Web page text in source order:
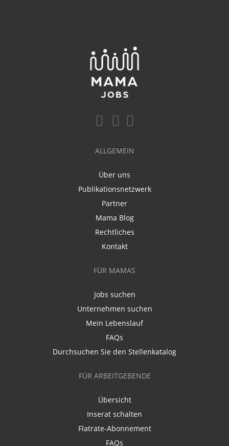
ALLGEMEIN
Über uns
Publikationsnetzwerk
Partner
Mama Blog
Rechtliches
Kontakt
FÜR MAMAS
Jobs suchen
Unternehmen suchen
Mein Lebenslauf
FAQs
Durchsuchen Sie den Stellenkatalog
FÜR ARBEITGEBENDE
Übersicht
Inserat schalten
Flatrate-Abonnement
FAQs